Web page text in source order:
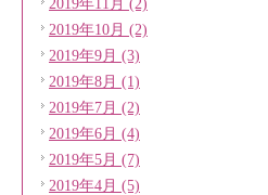
2019年10月 (2)
2019年9月 (3)
2019年8月 (1)
2019年7月 (2)
2019年6月 (4)
2019年5月 (7)
2019年4月 (5)